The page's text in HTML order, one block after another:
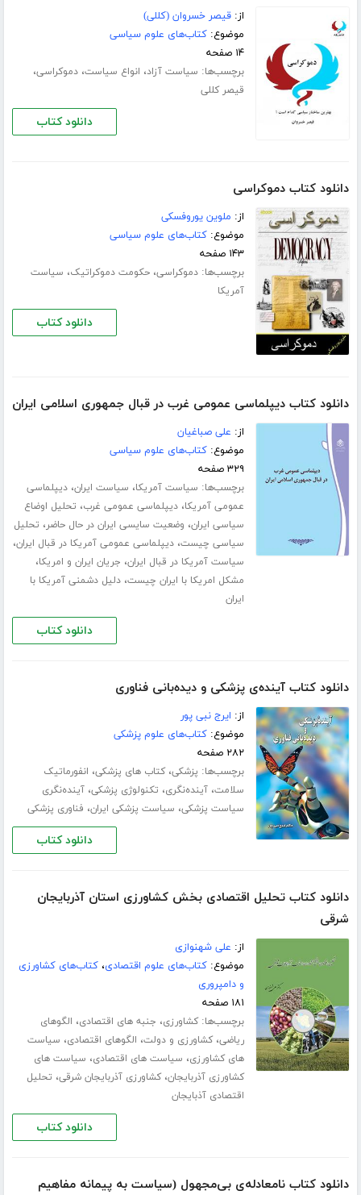
از:قیصر خسروان (کللی)
موضوع:کتاب‌های علوم سیاسی
۱۴ صفحه
برچسب‌ها: سیاست آزاد، انواع سیاست،دموکراسی،
قیصر کللی
دانلود کتاب
دانلود کتاب دموکراسی
از: ملوین یوروفسکی
موضوع:کتاب‌های علوم سیاسی
۱۴۳ صفحه
برچسب‌ها:دموکراسی،حکومت دموکراتیک، سیاست
آمریکا
دانلود کتاب
دانلود کتاب دیپلماسی عمومی غرب در قبال جمهوری اسلامی ایران
از: علی صباغیان
موضوع:کتاب‌های علوم سیاسی
۳۲۹ صفحه
برچسب‌ها: سیاست آمریکا، سیاست ایران،دیپلماسی
عمومی آمریکا،دیپلماسی عمومی غرب، تحلیل اوضاع
سیاسی ایران، وضعیت سایسی ایران در حال حاضر، تحلیل
سیاسی چیست،دیپلماسی عمومی آمریکا در قبال ایران،
سیاست آمریکا در قبال ایران، جریان ایران و امریکا،
مشکل امریکا با ایران چیست،دلیل دشمنی آمریکا با
ایران
دانلود کتاب
دانلود کتاب آینده‌ی پزشکی و دیده‌بانی فناوری
از: ایرج نبی پور
موضوع:کتاب‌های علوم پزشکی
۲۸۲ صفحه
برچسب‌ها: پزشکی،کتاب های پزشکی، انفورماتیک
سلامت،آینده‌نگری، تکنولوژی پزشکی،آینده‌نگری
سیاست پزشکی، سیاست پزشکی ایران، فناوری پزشکی
دانلود کتاب
دانلود کتاب تحلیل اقتصادی بخش کشاورزی استان آذربایجان
شرقی
از: علی شهنوازی
موضوع:کتاب‌های علوم اقتصادی،کتاب‌های کشاورزی
و دامپروری
۱۸۱ صفحه
برچسب‌ها:کشاورزی، جنبه های اقتصادی، الگوهای
ریاضی،کشاورزی و دولت، الگوهای اقتصادی، سیاست
های کشاورزی، سیاست های اقتصادی، سیاست های
کشاورزی آذربایجان،کشاورزی آذربایجان شرقی، تحلیل
اقتصادی آذبایجان
دانلود کتاب
دانلود کتاب نامعادله‌ی بی‌مجهول (سیاست به پیمانه مفاهیم